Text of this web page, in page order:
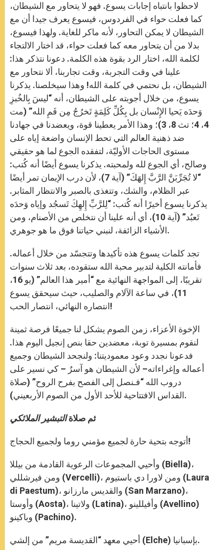
لاحظوا بانتباه إجابات يسوع. فهو لا يتحاور مع الشيطان،
كما فعلت حواء في الفردوس، فيسوع يعرف جيدا أن مع
الشيطان لا يمكن التحاور، لأنه ماكر للغاية. ولهذا فيسوع،
بدلا من أن يتحاور معه كما فعلت حواء، قد اختار الالتجاء
لكلمة الله، اختار الرد بقوة هذه الكلمة. دعونا نتذكر هذا:
علينا في وقت التجربة، وقت تجاربنا، ألا نتحاور مع
الشيطان، بل نحتمي في كلمة الله! وهذا سيخلصنا. يذكرنا
يسوع، من خلال أجوبته على الشيطان، أنه “ليسَ بِالخُبزِ
وَحدَه يَحيا الإِنْسان بل بِكُلِّ كَلِمَةٍ تَخرُجُ مِن فَمِ الله” (مت
4، 4؛ تث 8، 3)؛ وهذا الأمر يعطينا قوة، ويعضدنا في جهادنا
ضد ذهنية العالم التي تحط الإنسان واضعة إياه على
مستوى الحاجات الأوليّة، لتفقده الجوع لما هو حقيقي
وصالح، أي الجوع لله ولمحبته. يذكرنا يسوع أيضًا أنه كُتب:
“لا تُجَرِّبَنَّ الرَّبَّ إِلهَكَ” (آية 7)، لأن درب الإيمان تمر أيضًا
عبر الظلام، والشك، وتتغذى بالصبر والانتظار المثابر.
يذكرنا يسوع أخيرًا أنه كُتب: “لِلرَّبِّ إِلهِكَ تَسجُد وإياه وَحدَه
تَعبُد” (آية 10)، أي أنه علينا أن نتخلص من الأصنام، ومن
الأشياء الزائفة، لنبني حياتنا فوق ما هو جوهري.
تجد كلمات يسوع هذه تأكيدها وتتجسّد من خلال أعماله.
فأمانته الكلية لتدبير محبة الله ستقوده، بعد ثلاث سنوات
تقريبًا، إلى المواجهة النهائية مع “أمير هذا العالم” (يو 16،
11)، في ساعة الآلام والصليب، حيث سيحقق يسوع
انتصاره النهائي، انتصار الحب!
الإخوة الأعزاء، زمن الصوم يشكل لنا جميعًا فرصة ثمينة
لنقوم بمسيرة توبة، معضدين حقا بنص إنجيل اليوم هذا.
فدعونا نجدد وعود معموديتنا: ولنجحد الشيطان وجميع
أعماله وإغراءاته– لأن الشيطان هو آسرٌ – كي نسير على
دروب الله “فـنصل إلى الفصح بفرح الروح” (صلاة
القداس الافتتاحية للأحد الأول من الصوم الأربعيني).
ثم صلاةالتبشير الملائكي
أتوجه بتحية حارة لجميع مؤمني روما ولجميع الحجاج!
وأحيي المجموعات الرعوية القادمة من بيللا (Biella)،
ومن فيرشللي (Vercelli)، ومن لاورا دي باستيوم (Laura
di Paestum)، والقديس مارزانو (San Marzano)،
وأوستا (Aosta)، ولاتينا (Latina)، وأفيللينو (Avellino)
وباكينو (Pachino).
أحيي معهد “القديسة مريم” من إلشي (Elche) بإسبانيا.